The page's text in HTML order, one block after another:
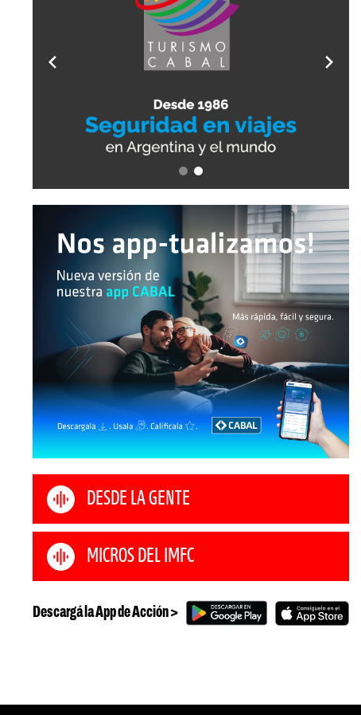
DESDE LA GENTE
MICROS DEL IMFC
Descargá la App de Acción >